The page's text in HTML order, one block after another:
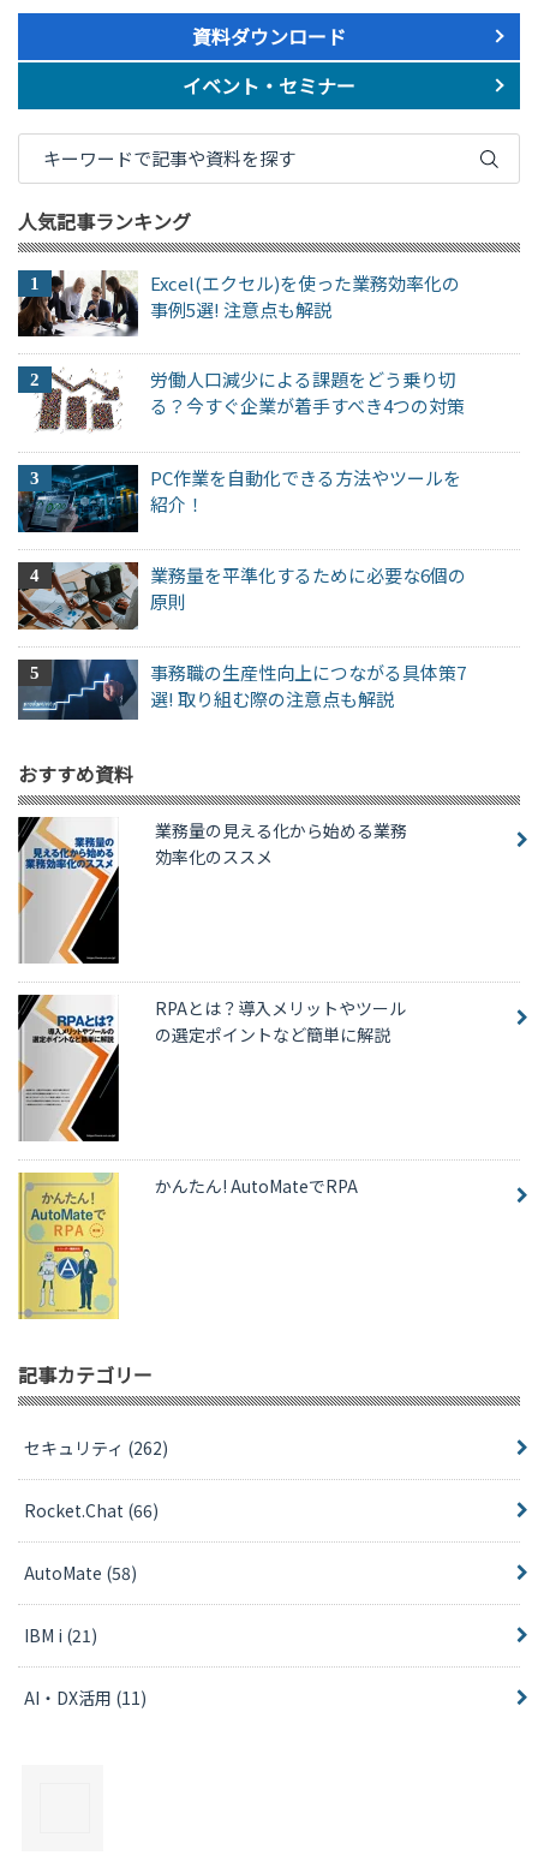
資料ダウンロード
イベント・セミナー
人気記事ランキング
Excel(エクセル)を使った業務効率化の
事例5選! 注意点も解説
労働人口減少による課題をどう乗り切
る？今すぐ企業が着手すべき4つの対策
PC作業を自動化できる方法やツールを
紹介！
業務量を平準化するために必要な6個の
原則
事務職の生産性向上につながる具体策7
選! 取り組む際の注意点も解説
おすすめ資料
業務量の見える化から始める業務
効率化のススメ
RPAとは？導入メリットやツール
の選定ポイントなど簡単に解説
かんたん! AutoMateでRPA
記事カテゴリー
セキュリティ (262)
Rocket.Chat (66)
AutoMate (58)
IBM i (21)
AI・DX活用 (11)